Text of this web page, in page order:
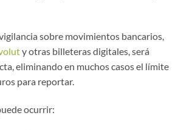
sobre movimientos bancarios,
y otras billeteras digitales, será
eliminando en muchos casos el límite
para reportar.
ocurrir: